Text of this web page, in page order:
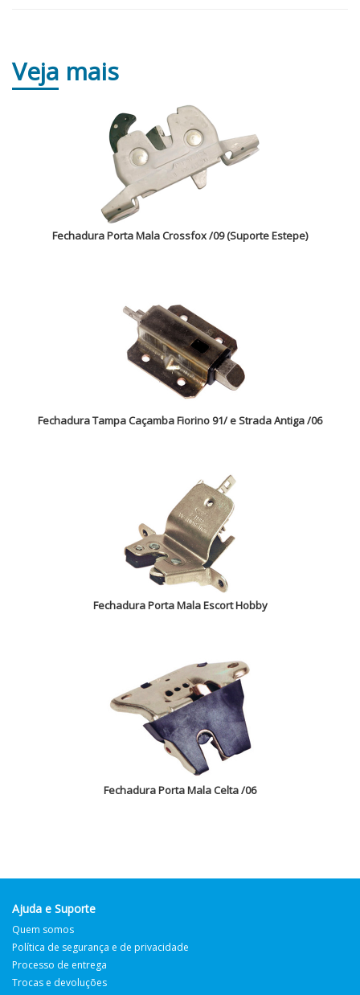
Veja mais
Fechadura Porta Mala Crossfox /09 (Suporte Estepe)
Fechadura Tampa Caçamba Fiorino 91/ e Strada Antiga /06
Fechadura Porta Mala Escort Hobby
Fechadura Porta Mala Celta /06
Ajuda e Suporte
Quem somos
Política de segurança e de privacidade
Processo de entrega
Trocas e devoluções